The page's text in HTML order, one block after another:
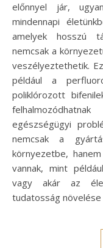
előnnyel jár,
mindennapi
amelyek hosszú
nemcsak a
veszélyeztethetik.
például a
poliklórozott
egészségügyi
nemcsak a
környezetbe,
vannak, mint
vagy akár az
tudatosság